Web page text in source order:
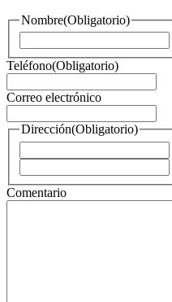
Nombre(Obligatorio)
Teléfono(Obligatorio)
Correo electrónico
Dirección(Obligatorio)
Comentario